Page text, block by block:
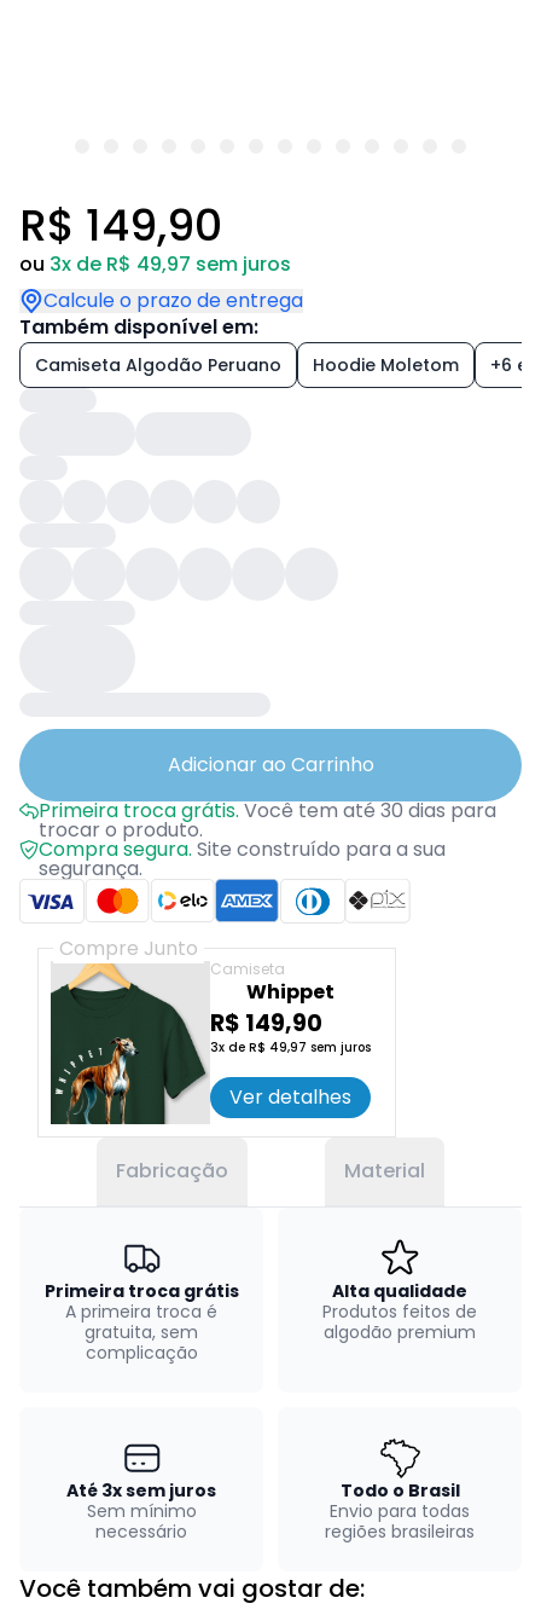
R$ 149,90
ou 3x de R$ 49,97 sem juros
Calcule o prazo de entrega
Também disponível em:
Camiseta Algodão Peruano Hoodie Moletom +6
Adicionar ao Carrinho
Primeira troca grátis.Você tem até 30 dias para
trocar o produto.
Compra segura. Site construído para a sua
segurança.
Compre Junto
Camiseta
Whippet
R$ 149,90
3x de R$ 49,97 sem juros
Ver detalhes
Fabricação Material
Primeira troca grátis
A primeira troca é
gratuita, sem
complicação
Alta qualidade
Produtos feitos de
algodão premium
Até 3x sem juros
Sem mínimo
necessário
Todo o Brasil
Envio para todas
regiões brasileiras
Você também vai gostar de: